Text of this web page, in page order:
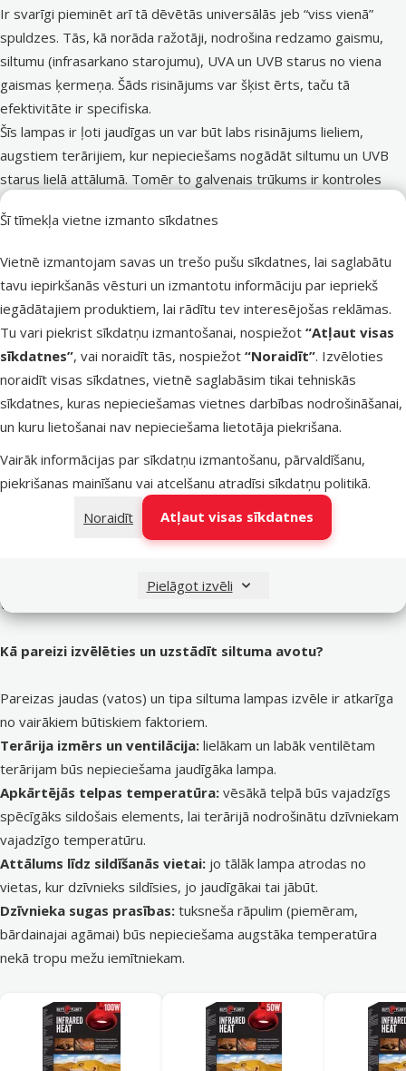
Šī tīmekļa vietne izmanto sīkdatnes
Vietnē izmantojam savas un trešo pušu sīkdatnes, lai saglabātu
tavu iepirkšanās vēsturi un izmantotu informāciju par iepriekš
iegādātajiem produktiem, lai rādītu tev interesējošas reklāmas.
Tu vari piekrist sīkdatņu izmantošanai, nospiežot “Atļaut visas
sīkdatnes”, vai noraidīt tās, nospiežot “Noraidīt”. Izvēloties
noraidīt visas sīkdatnes, vietnē saglabāsim tikai tehniskās
sīkdatnes, kuras nepieciešamas vietnes darbības nodrošināšanai,
un kuru lietošanai nav nepieciešama lietotāja piekrišana.
Vairāk informācijas par sīkdatņu izmantošanu, pārvaldīšanu,
piekrišanas mainīšanu vai atcelšanu atradīsi sīkdatņu politikā.
Noraidīt
Atļaut visas sīkdatnes
Pielāgot izvēli
Ir svarīgi pieminēt arī tā dēvētās universālās jeb “viss vienā”
spuldzes. Tās, kā norāda ražotāji, nodrošina redzamo gaismu,
siltumu (infrasarkano starojumu), UVA un UVB starus no viena
gaismas ķermeņa. Šāds risinājums var šķist ērts, taču tā
efektivitāte ir specifiska.
Šīs lampas ir ļoti jaudīgas un var būt labs risinājums lieliem,
augstiem terārijiem, kur nepieciešams nogādāt siltumu un UVB
starus lielā attālumā. Tomēr to galvenais trūkums ir kontroles
trūkums – siltuma un UVB atdeve ir savstarpēji saistītas.
Tās nevar pieslēgt termostatam, lai regulētu siltumu, jo tas
standarta izmēra terāriju daudz drošāka un efektīvāka sistēma ir
atsevišķa lineārā UVB lampa un neatkarīgi kontrolējams siltuma
avots.
Siltuma avoti un infrasarkanais apgaismojums
Rāpuļi ir aukstasiņu dzīvnieki, kas nozīmē, ka to ķermeņa
temperatūra ir pilnībā atkarīga no apkārtējās vides. Tādēļ papildu
siltuma avots ir viena no obligātajām prasībām praktiski visiem
nebrīvē turētiem rāpuļiem (ķirzakām, čūskām, bruņurupučiem),
daudziem abiniekiem un pat bezmugurkaulniekiem.
Galvenais mērķis nav vienkārši sasildīt terāriju, bet gan izveidot
dažādu temperatūru zonas – sildīšanās zonu vienā terārija galā
pārvietoties un regulēt ķermeņa temperatūru atbilstoši savām
vajadzībām.
Kā pareizi izvēlēties un uzstādīt siltuma avotu?
Pareizas jaudas (vatos) un tipa siltuma lampas izvēle ir atkarīga
no vairākiem būtiskiem faktoriem.
Terārija izmērs un ventilācija: lielākam un labāk ventilētam
terārijam būs nepieciešama jaudīgāka lampa.
Apkārtējās telpas temperatūra: vēsākā telpā būs vajadzīgs
spēcīgāks sildošais elements, lai terārijā nodrošinātu dzīvniekam
vajadzīgo temperatūru.
Attālums līdz sildīšanās vietai: jo tālāk lampa atrodas no
vietas, kur dzīvnieks sildīsies, jo jaudīgākai tai jābūt.
Dzīvnieka sugas prasības: tuksneša rāpulim (piemēram,
bārdainajai agāmai) būs nepieciešama augstāka temperatūra
nekā tropu mežu iemītniekam.